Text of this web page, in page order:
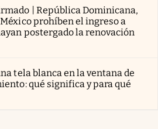
| República Dominicana,
prohíben el ingreso a
postergado la renovación
tela blanca en la ventana de
qué significa y para qué